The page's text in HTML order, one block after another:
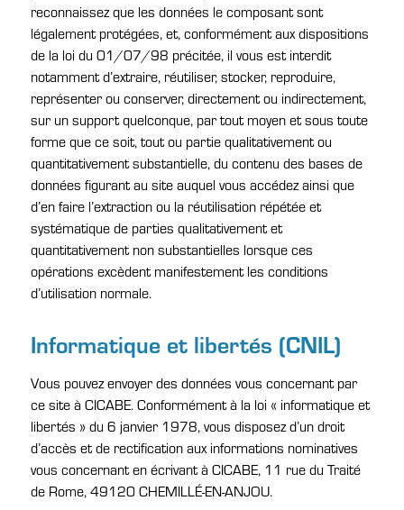
reconnaissez que les données le composant sont
légalement protégées, et, conformément aux dispositions
de la loi du 01/07/98 précitée, il vous est interdit
notamment d’extraire, réutiliser, stocker, reproduire,
représenter ou conserver, directement ou indirectement,
sur un support quelconque, par tout moyen et sous toute
forme que ce soit, tout ou partie qualitativement ou
quantitativement substantielle, du contenu des bases de
données figurant au site auquel vous accédez ainsi que
d’en faire l’extraction ou la réutilisation répétée et
systématique de parties qualitativement et
quantitativement non substantielles lorsque ces
opérations excèdent manifestement les conditions
d’utilisation normale.
Informatique et libertés (CNIL)
Vous pouvez envoyer des données vous concernant par
ce site à CICABE. Conformément à la loi « informatique et
libertés » du 6 janvier 1978, vous disposez d’un droit
d’accès et de rectification aux informations nominatives
vous concernant en écrivant à CICABE, 11 rue du Traité
de Rome, 49120 CHEMILLÉ-EN-ANJOU.